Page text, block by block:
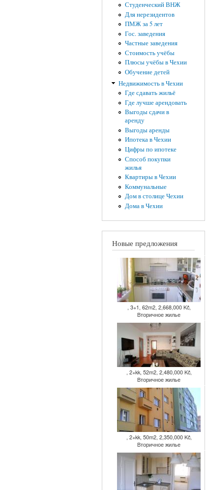
Студенческий ВНЖ
Для нерезидентов
ПМЖ за 5 лет
Гос. заведения
Частные заведения
Стоимость учёбы
Плюсы учёбы в Чехии
Обучение детей
Недвижимость в Чехии
Где сдавать жильё
Где лучше арендовать
Выгоды сдачи в
аренду
Выгоды аренды
Ипотека в Чехии
Цифры по ипотеке
Способ покупки
жилья
Квартиры в Чехии
Коммунальные
Дом в столице Чехии
Дома в Чехии
Новые предложения
, 3+1, 62m2, 2,668,000 Kč,
Вторичное жилье
, 2+kk, 52m2, 2,480,000 Kč,
Вторичное жилье
, 2+kk, 50m2, 2,350,000 Kč,
Вторичное жилье